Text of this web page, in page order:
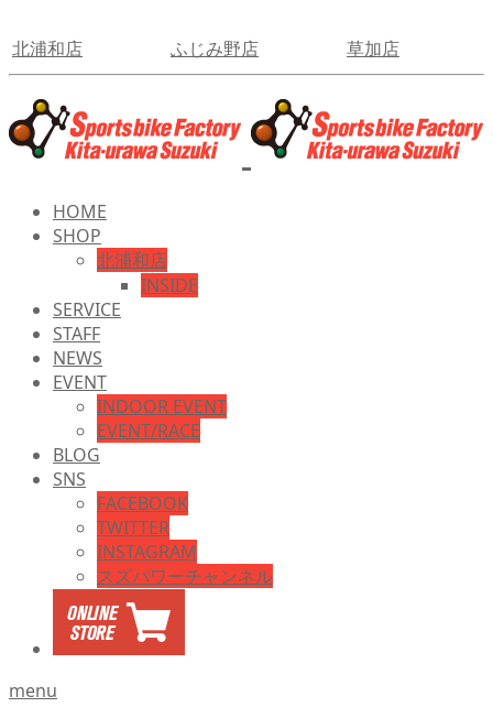
北浦和店 ふじみ野店 草加店
HOME
SHOP
北浦和店
INSIDE
SERVICE
STAFF
NEWS
EVENT
INDOOR EVENT
EVENT/RACE
BLOG
SNS
FACEBOOK
TWITTER
INSTAGRAM
スズパワーチャンネル
menu